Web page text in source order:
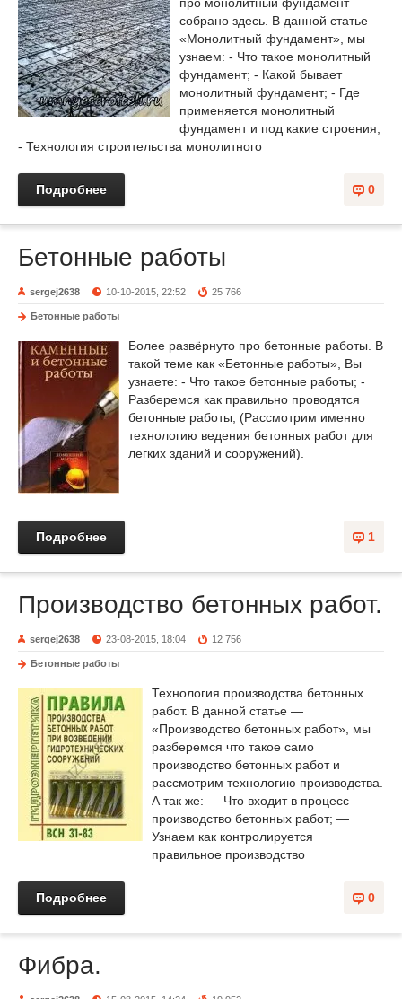
собрано здесь. В данной статье —
«Монолитный фундамент», мы
узнаем: - Что такое монолитный
фундамент; - Какой бывает
монолитный фундамент; - Где
применяется монолитный
фундамент и под какие строения;
- Технология строительства монолитного
0
Подробнее
Бетонные работы
sergej2638 10-10-2015, 22:52 25 766
Бетонные работы
Более развёрнуто про бетонные работы. В
такой теме как «Бетонные работы», Вы
узнаете: - Что такое бетонные работы; -
Разберемся как правильно проводятся
бетонные работы; (Рассмотрим именно
технологию ведения бетонных работ для
легких зданий и сооружений).
1
Подробнее
Производство бетонных работ.
sergej2638 23-08-2015, 18:04 12 756
Бетонные работы
Технология производства бетонных
работ. В данной статье —
«Производство бетонных работ», мы
разберемся что такое само
производство бетонных работ и
рассмотрим технологию производства.
А так же: — Что входит в процесс
производство бетонных работ; —
Узнаем как контролируется
правильное производство
0
Подробнее
Фибра.